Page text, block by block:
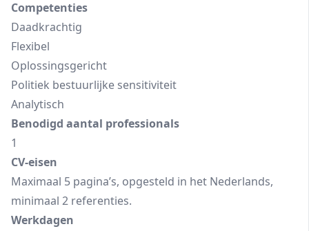
Competenties
Daadkrachtig
Flexibel
Oplossingsgericht
Politiek bestuurlijke sensitiviteit
Analytisch
Benodigd aantal professionals
1
CV-eisen
Maximaal 5 pagina’s, opgesteld in het Nederlands,
minimaal 2 referenties.
Werkdagen